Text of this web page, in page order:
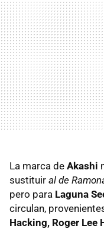
La marca de Akashi
sustituir al de
pero para Laguna
circulan,
Hacking, Roger Lee